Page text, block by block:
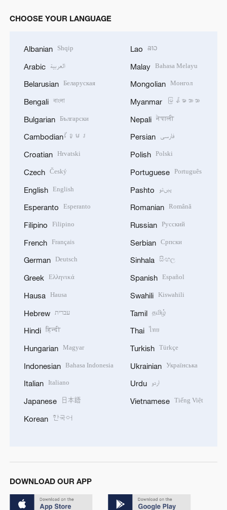
CHOOSE YOUR LANGUAGE
Albanian Shqip
Arabic العربية
Belarusian Беларуская
Bengali বাংলা
Bulgarian Български
Cambodian ខ្មែរ
Croatian Hrvatski
Czech Český
English English
Esperanto Esperanto
Filipino Filipino
French Français
German Deutsch
Greek Ελληνικά
Hausa Hausa
Hebrew עברית
Hindi हिन्दी
Hungarian Magyar
Indonesian Bahasa Indonesia
Italian Italiano
Japanese 日本語
Korean 한국어
Lao ລາວ
Malay Bahasa Melayu
Mongolian Монгол
Myanmar မြန်မာဘာသာ
Nepali नेपाली
Persian فارسی
Polish Polski
Portuguese Português
Pashto پښتو
Romanian Română
Russian Русский
Serbian Српски
Sinhala සිංහල
Spanish Español
Swahili Kiswahili
Tamil தமிழ்
Thai ไทย
Turkish Türkçe
Ukrainian Українська
Urdu اردو
Vietnamese Tiếng Việt
DOWNLOAD OUR APP